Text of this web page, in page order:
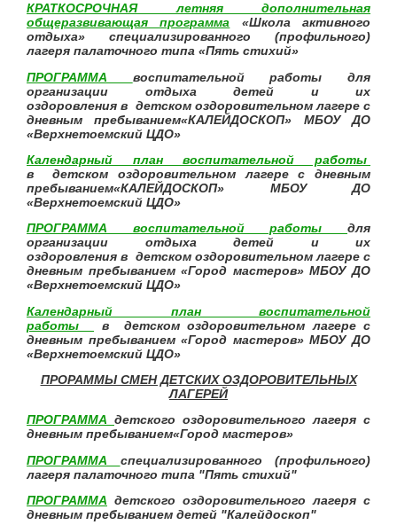
КРАТКОСРОЧНАЯ летняя дополнительная
общеразвивающая программа «Школа активного
отдыха» специализированного (профильного)
лагеря палаточного типа «Пять стихий»
ПРОГРАММА воспитательной работыдля
организации отдыха детей и их
оздоровления в детском оздоровительном лагере с
дневным пребыванием«КАЛЕЙДОСКОП» МБОУ ДО
«Верхнетоемский ЦДО»
Календарный план воспитательной работы
в детском оздоровительном лагере с дневным
пребыванием«КАЛЕЙДОСКОП» МБОУ ДО
«Верхнетоемский ЦДО»
ПРОГРАММА воспитательной работы для
организации отдыха детей и их
оздоровления в детском оздоровительном лагере с
дневным пребыванием«Город мастеров»МБОУ ДО
«Верхнетоемский ЦДО»
Календарный план воспитательной
работы
в детском оздоровительном лагере с
дневным пребыванием«Город мастеров»МБОУ ДО
«Верхнетоемский ЦДО»
ПРОРАММЫ СМЕН ДЕТСКИХ ОЗДОРОВИТЕЛЬНЫХ
ЛАГЕРЕЙ
ПРОГРАММА детского оздоровительного лагеря с
дневным пребыванием«Город мастеров»
ПРОГРАММА специализированного (профильного)
лагеря палаточного типа "Пять стихий"
ПРОГРАММА детского оздоровительного лагеря с
дневным пребыванием детей "Калейдоскоп"